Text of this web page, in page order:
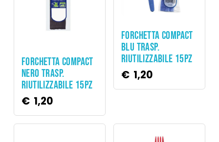
FORCHETTA COMPACT
NERO TRASP.
RIUTILIZZABILE 15PZ
€ 1,20
FORCHETTA COMPACT
BLU TRASP.
RIUTILIZZABILE 15PZ
€ 1,20